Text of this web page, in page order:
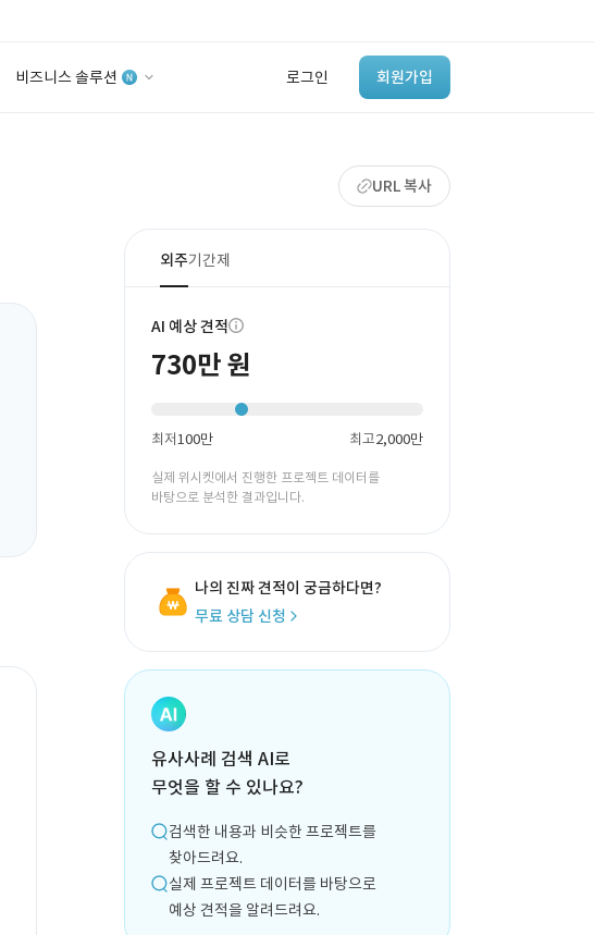
비즈니스 솔루션 로그인 회원가입
‘이런 거’ 만들어본
개발 회사 있어?
바로가기
URL 복사
외주기간제
AI 예상 견적
730만 원
최저100만 최고2,000만
실제 위시켓에서 진행한 프로젝트 데이터를
바탕으로 분석한 결과입니다.
나의 진짜 견적이 궁금하다면?
무료 상담 신청
유사사례 검색 AI로
무엇을 할 수 있나요?
검색한 내용과 비슷한 프로젝트를
찾아드려요.
실제 프로젝트 데이터를 바탕으로
예상 견적을 알려드려요.